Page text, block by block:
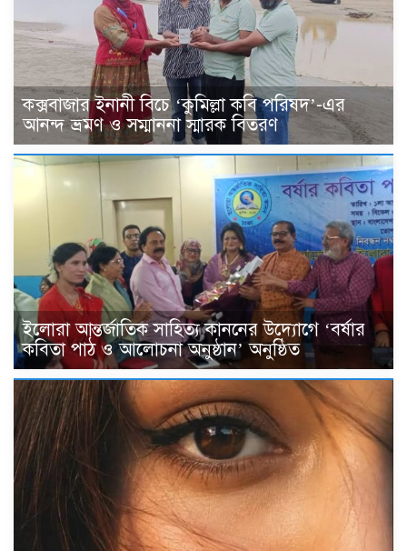
কক্সবাজার ইনানী বিচে ‘কুমিল্লা কবি পরিষদ’-এর
আনন্দ ভ্রমণ ও সম্মাননা স্মারক বিতরণ
ইলোরা আন্তর্জাতিক সাহিত্য কাননের উদ্যোগে ‘বর্ষার
কবিতা পাঠ ও আলোচনা অনুষ্ঠান’ অনুষ্ঠিত